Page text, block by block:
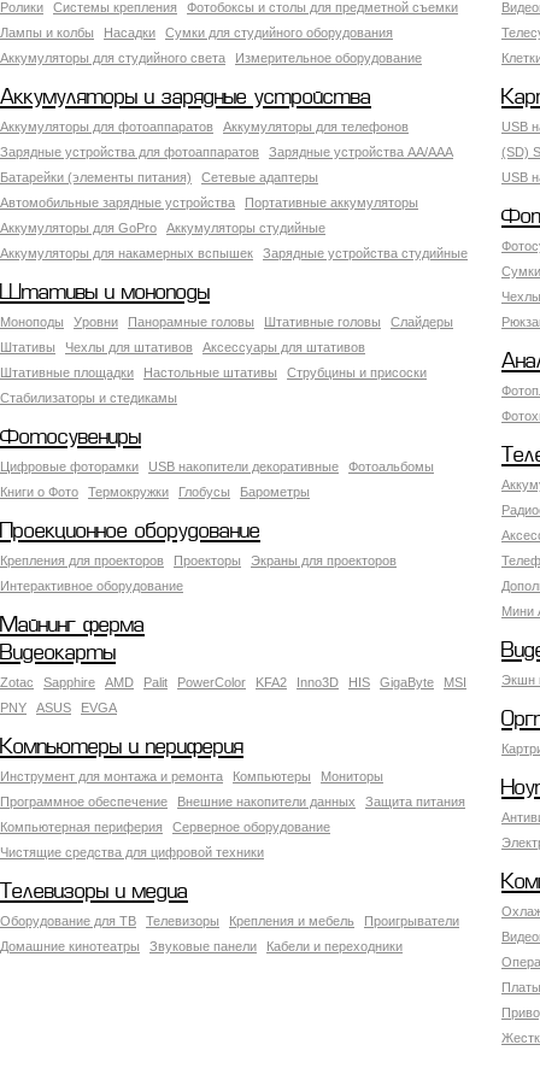
Ролики Системы крепления
Фотобоксы и столы для предметной съемки
Лампы и колбы
Насадки
Сумки для студийного оборудования
Аккумуляторы для студийного света
Измерительное оборудование
Аккумуляторы и зарядные устройства
Аккумуляторы для фотоаппаратов
Аккумуляторы для телефонов
Зарядные устройства для фотоаппаратов
Зарядные устройства AA/AAA
Батарейки (элементы питания)
Сетевые адаптеры
Автомобильные зарядные устройства
Портативные аккумуляторы
Аккумуляторы для GoPro
Аккумуляторы студийные
Аккумуляторы для накамерных вспышек
Зарядные устройства студийные
USB
(SD)
USB
Штативы и моноподы
Моноподы Уровни Панорамные головы Штативные головы
Слайдеры
Штативы
Чехлы для штативов
Аксессуары для штативов
Штативные площадки
Настольные штативы
Струбцины и присоски
Стабилизаторы и стедикамы
Фотосувениры
Цифровые фоторамки USB накопители декоративные
Фотоальбомы
Книги о Фото
Термокружки Глобусы Барометры
Мини
Проекционное оборудование
Крепления для проекторов Проекторы
Экраны для проекторов
Интерактивное оборудование
Майнинг ферма
Экшн
Видеокарты
Zotac Sapphire AMD Palit PowerColor KFA2 Inno3D HIS GigaByte
MSI
PNY
ASUS EVGA
Компьютеры и периферия
Инструмент для монтажа и ремонта Компьютеры
Мониторы
Программное обеспечение
Внешние накопители данных
Защита питания
Компьютерная периферия
Серверное оборудование
Чистящие средства для цифровой техники
Телевизоры и медиа
Оборудование для ТВ Телевизоры Крепления и мебель
Проигрыватели
Домашние кинотеатры
Звуковые панели Кабели и переходники